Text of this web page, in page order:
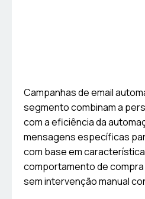
Campanhas de email
segmento combinam a
com a eficiência da
mensagens específicas
com base em
comportamento de
sem intervenção manual